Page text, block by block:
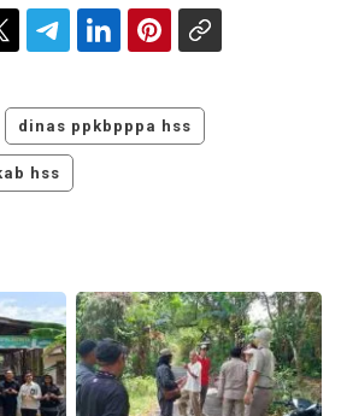
dinas ppkbpppa hss
hss